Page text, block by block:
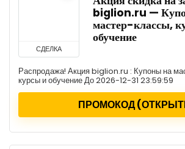
СДЕЛКА
biglion.ru —
мастер-классы,
обучение
Распродажа! Акция biglion.ru : Купоны на
курсы и обучение До 2026-12-31 23:59:59
ПРОМОКОД